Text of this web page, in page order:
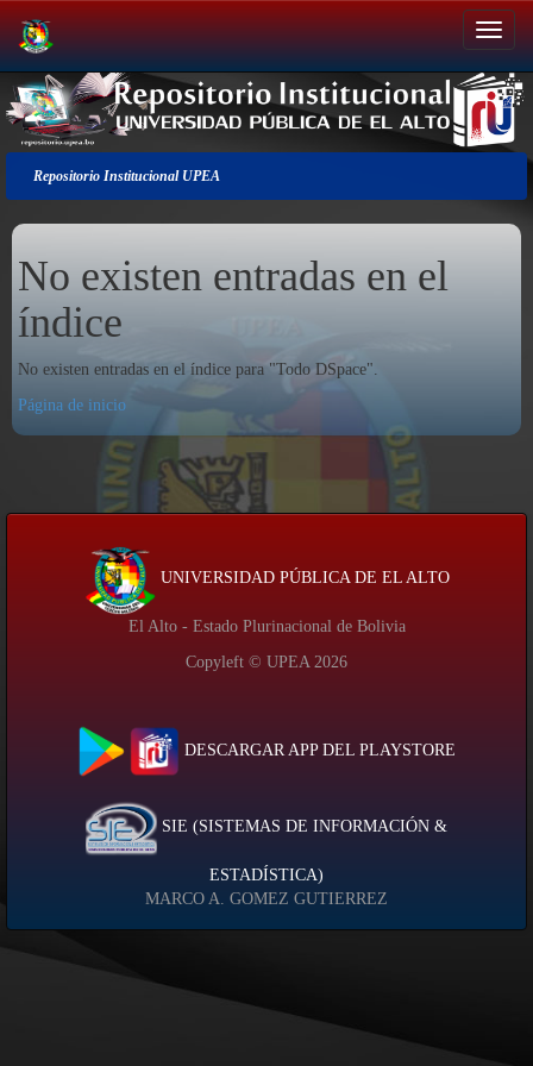
Salir
de
la
navegación
Repositorio Institucional UPEA
No existen entradas en el
índice
No existen entradas en el índice para "Todo DSpace".
Página de inicio
UNIVERSIDAD PÚBLICA DE EL ALTO
El Alto - Estado Plurinacional de Bolivia
Copyleft © UPEA 2026
DESCARGAR APP DEL PLAYSTORE
SIE (SISTEMAS DE INFORMACIÓN &
ESTADÍSTICA)
MARCO A. GOMEZ GUTIERREZ